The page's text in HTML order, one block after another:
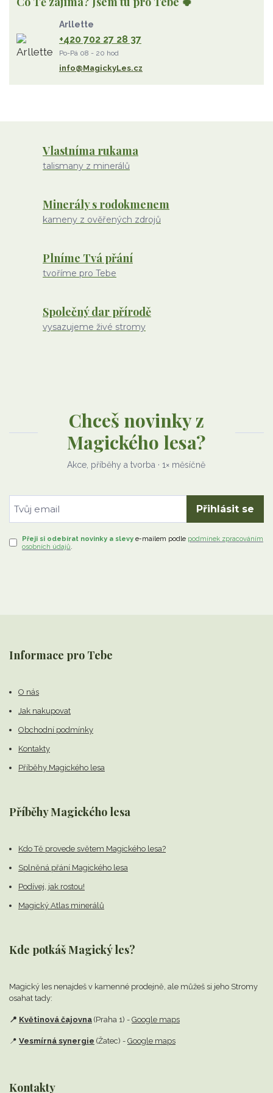
diamant
olivín
želva jahodový křemen
rodochrozit
červený achát
Arllette
+420 702 27 28 37
Po-Pá 08 - 20 hod
info@MagickyLes.cz
Vlastníma rukama
talismany z minerálů
Minerály s rodokmenem
kameny z ověřených zdrojů
Plníme Tvá přání
tvoříme pro Tebe
Společný dar přírodě
vysazujeme živé stromy
Chceš novinky z
Magického lesa?
Akce, příběhy a tvorba · 1× měsíčně
Přihlásit se
Přeji si odebírat novinky a slevy e-mailem podle podmínek zpracováním
osobních údajů.
Informace pro Tebe
O nás
Jak nakupovat
Obchodní podmínky
Kontakty
Příběhy Magického lesa
Příběhy Magického lesa
Kdo Tě provede světem Magického lesa?
Splněná přání Magického lesa
Podívej, jak rostou!
Magický Atlas minerálů
Kde potkáš Magický les?
Magický les nenajdeš v kamenné prodejně, ale můžeš si jeho Stromy
osahat tady:
📍 Květinová čajovna (Praha 1) - Google maps
📍 Vesmírná synergie (Žatec) - Google maps
Kontakty